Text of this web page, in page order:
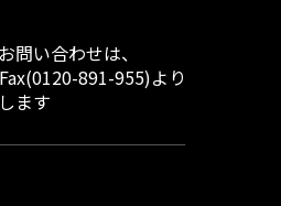
問い合わせは、
891-955)より
ます